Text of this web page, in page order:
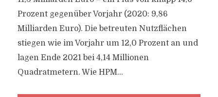
Prozent gegenüber Vorjahr (2020: 9,86
Milliarden Euro). Die betreuten Nutzflächen
stiegen wie im Vorjahr um 12,0 Prozent an und
lagen Ende 2021 bei 4,14 Millionen
Quadratmetern. Wie HPM...